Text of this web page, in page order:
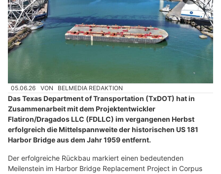
05.06.26 VON BELMEDIA REDAKTION
Das Texas Department of Transportation (TxDOT) hat in
Zusammenarbeit mit dem Projektentwickler
Flatiron/Dragados LLC (FDLLC) im vergangenen Herbst
erfolgreich die Mittelspannweite der historischen US 181
Harbor Bridge aus dem Jahr 1959 entfernt.
Der erfolgreiche Rückbau markiert einen bedeutenden
Meilenstein im Harbor Bridge Replacement Project in Corpus